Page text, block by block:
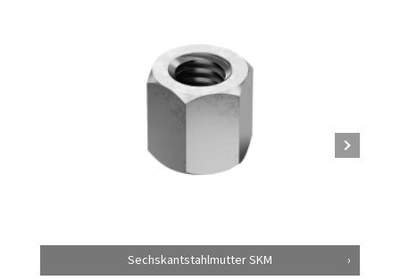
Sechskantstahlmutter SKM